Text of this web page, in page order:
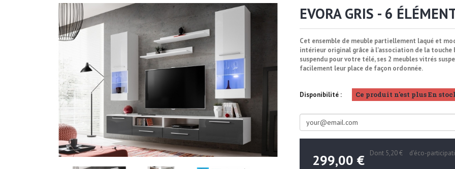
EVORA GRIS - 6
Cet ensemble de meuble partiellement laqué et
intérieur original grâce à l'association de la touche
suspendu pour votre télé, ses 2 meubles vitrés
facilement leur place de façon ordonnée.
Disponibilité : Ce produit n'est plus En
299,00 € Dont 5,20 € d'éco-